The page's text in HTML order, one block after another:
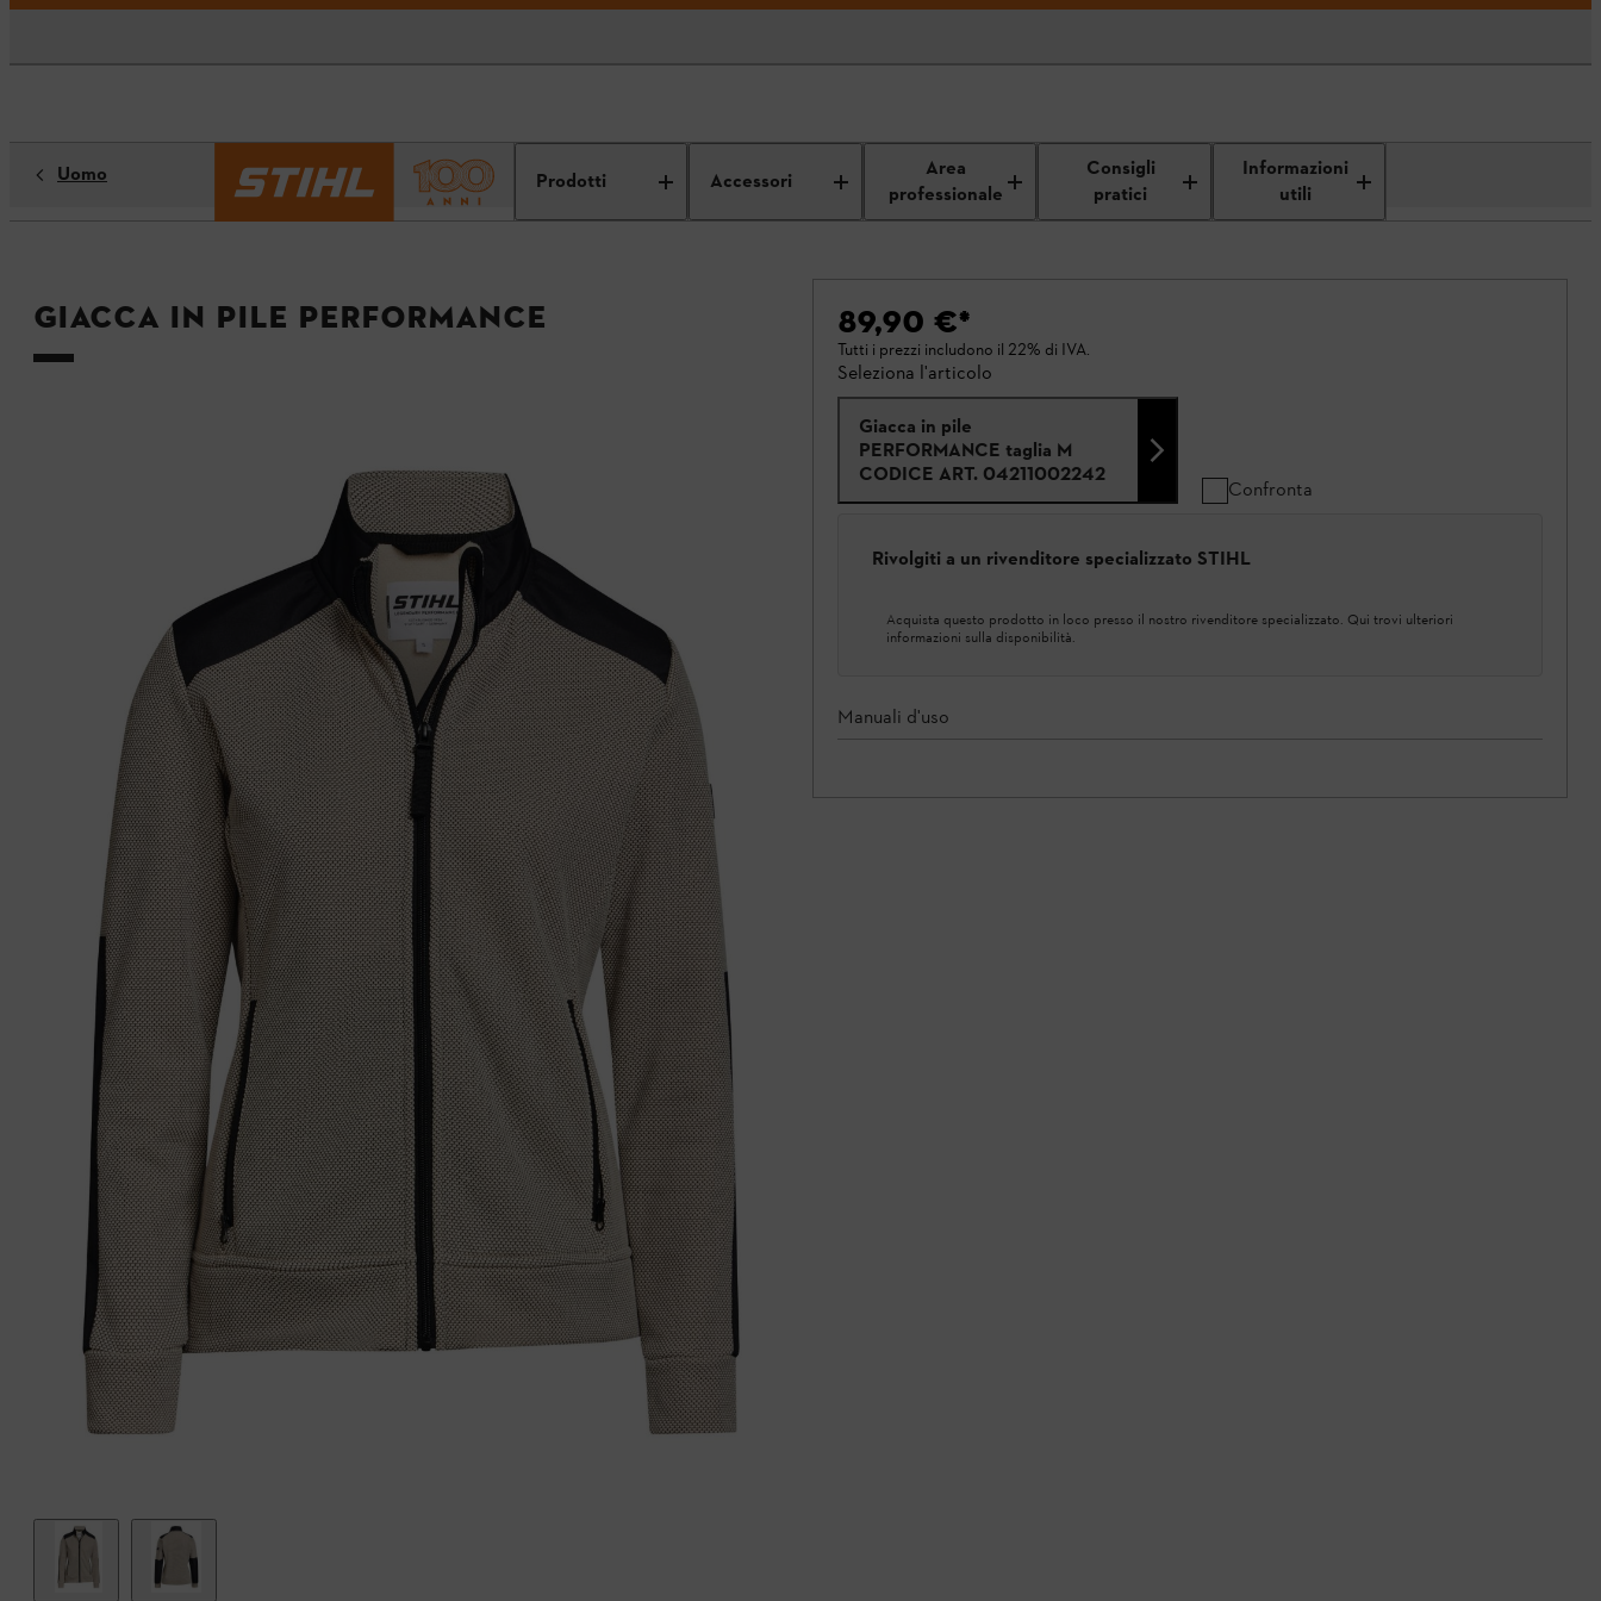
Prodotti Accessori
Area
professionale
Consigli
pratici
Informazioni
utili
Uomo
Giacca in pile PERFORMANCE 89,90 €*
Tutti i prezzi includono il 22% di IVA.
Seleziona l'articolo
Giacca in pile
PERFORMANCE taglia M
CODICE ART. 04211002242
Confronta
Rivolgiti a un rivenditore specializzato STIHL
Acquista questo prodotto in loco presso il nostro rivenditore specializzato. Qui trovi ulteriori
informazioni sulla disponibilità.
Manuali d'uso